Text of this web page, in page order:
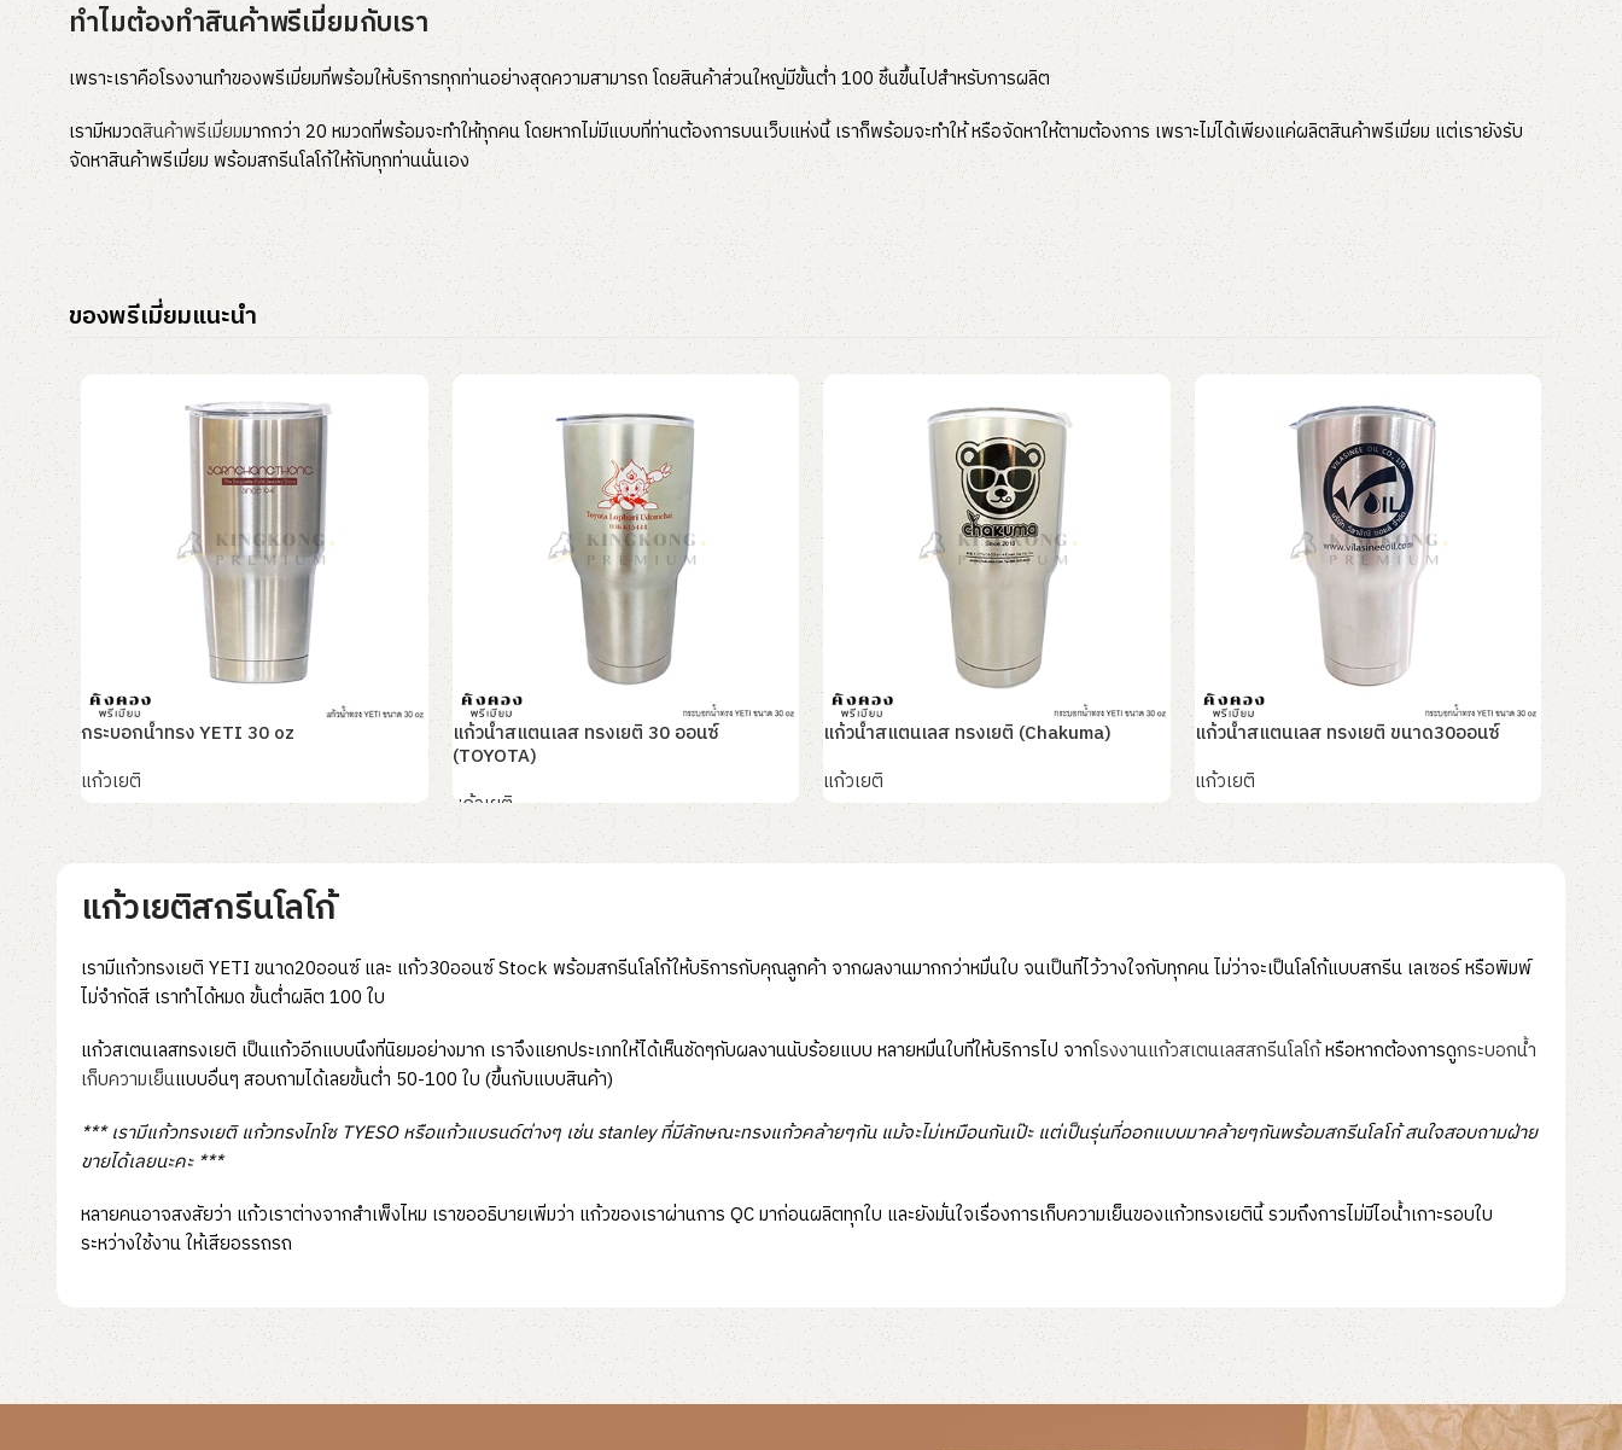
ทำไมต้องทำสินค้าพรีเมี่ยมกับเรา
เพราะเราคือโรงงานทำของพรีเมี่ยมที่พร้อมให้บริการทุกท่านอย่างสุดความสามารถ โดยสินค้าส่วนใหญ่มีขั้นต่ำ 100 ชิ้นขึ้นไปสำหรับการผลิต
เรามีหมวดสินค้าพรีเมี่ยมมากกว่า 20 หมวดที่พร้อมจะทำให้ทุกคน โดยหากไม่มีแบบที่ท่านต้องการบนเว็บแห่งนี้ เราก็พร้อมจะทำให้ หรือจัดหาให้ตามต้องการ เพราะไม่ได้เพียงแค่ผลิตสินค้าพรีเมี่ยม แต่เรายังรับ
จัดหาสินค้าพรีเมี่ยม พร้อมสกรีนโลโก้ให้กับทุกท่านนั่นเอง
ของพรีเมี่ยมแนะนำ
กระบอกน้ำทรง YETI 30 oz
แก้วเยติ
อ่านเพิ่ม
แก้วน้ำสแตนเลส ทรงเยติ 30 ออนซ์
(TOYOTA)
แก้วเยติ
อ่านเพิ่ม
แก้วน้ำสแตนเลส ทรงเยติ (Chakuma)
แก้วเยติ
อ่านเพิ่ม
แก้วน้ำสแตนเลส ทรงเยติ ขนาด30ออนซ์
แก้วเยติ
อ่านเพิ่ม
แก้วน้
แก้วเ
อ่านเ
แก้วเยติสกรีนโลโก้
เรามีแก้วทรงเยติ YETI ขนาด20ออนซ์ และ แก้ว30ออนซ์ Stock พร้อมสกรีนโลโก้ให้บริการกับคุณลูกค้า จากผลงานมากกว่าหมื่นใบ จนเป็นที่ไว้วางใจกับทุกคน ไม่ว่าจะเป็นโลโก้แบบสกรีน เลเซอร์ หรือพิมพ์
ไม่จำกัดสี เราทำได้หมด ขั้นต่ำผลิต 100 ใบ
แก้วสเตนเลสทรงเยติ เป็นแก้วอีกแบบนึงที่นิยมอย่างมาก เราจึงแยกประเภทให้ได้เห็นชัดๆกับผลงานนับร้อยแบบ หลายหมื่นใบที่ให้บริการไป จากโรงงานแก้วสเตนเลสสกรีนโลโก้หรือหากต้องการดูกระบอกน้ำ
เก็บความเย็นแบบอื่นๆ สอบถามได้เลยขั้นต่ำ 50-100 ใบ (ขึ้นกับแบบสินค้า)
*** เรามีแก้วทรงเยติ แก้วทรงไทโซ TYESO หรือแก้วแบรนด์ต่างๆ เช่น stanley ที่มีลักษณะทรงแก้วคล้ายๆกัน แม้จะไม่เหมือนกันเป๊ะ แต่เป็นรุ่นที่ออกแบบมาคล้ายๆกันพร้อมสกรีนโลโก้ สนใจสอบถามฝ่าย
ขายได้เลยนะคะ ***
หลายคนอาจสงสัยว่า แก้วเราต่างจากสำเพ็งไหม เราขออธิบายเพิ่มว่า แก้วของเราผ่านการ QC มาก่อนผลิตทุกใบ และยังมั่นใจเรื่องการเก็บความเย็นของแก้วทรงเยตินี้ รวมถึงการไม่มีไอน้ำเกาะรอบใบ
ระหว่างใช้งาน ให้เสียอรรถรถ